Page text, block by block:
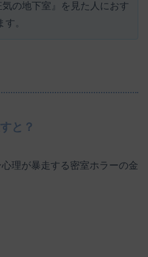
の地下室』を見た人におす
。
と？
理が暴走する密室ホラーの金